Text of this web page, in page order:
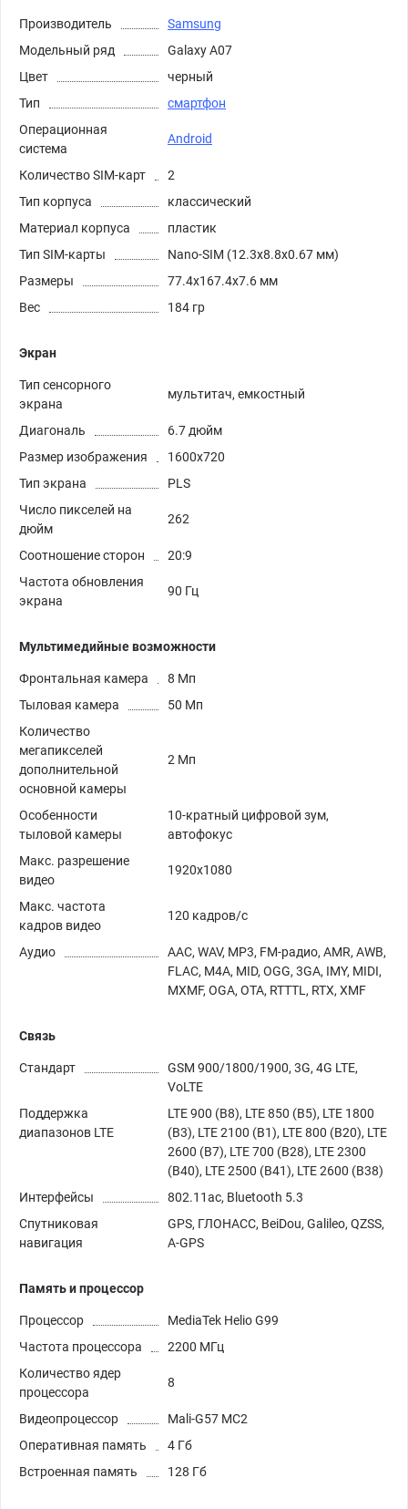
Производитель
Samsung
Модельный ряд
Galaxy A07
Цвет
черный
Тип
смартфон
Операционная
система
Android
Количество SIM-карт
2
Тип корпуса
классический
Материал корпуса
пластик
Тип SIM-карты
Nano-SIM (12.3x8.8x0.67 мм)
Размеры
77.4x167.4x7.6 мм
Вес
184 гр
Экран
Тип сенсорного
экрана
мультитач, емкостный
Диагональ
6.7 дюйм
Размер изображения
1600x720
Тип экрана
PLS
Число пикселей на
дюйм
262
Соотношение сторон
20:9
Частота обновления
экрана
90 Гц
Мультимедийные возможности
Фронтальная камера
8 Мп
Тыловая камера
50 Мп
Количество
мегапикселей
дополнительной
основной камеры
2 Мп
Особенности
тыловой камеры
10-кратный цифровой зум,
автофокус
Макс. разрешение
видео
1920x1080
Макс. частота
кадров видео
120 кадров/с
Аудио
AAC, WAV, MP3, FM-радио, AMR, AWB,
FLAC, M4A, MID, OGG, 3GA, IMY, MIDI,
MXMF, OGA, OTA, RTTTL, RTX, XMF
Связь
Стандарт
GSM 900/1800/1900, 3G, 4G LTE,
VoLTE
Поддержка
диапазонов LTE
LTE 900 (B8), LTE 850 (B5), LTE 1800
(B3), LTE 2100 (B1), LTE 800 (B20), LTE
2600 (B7), LTE 700 (B28), LTE 2300
(B40), LTE 2500 (B41), LTE 2600 (B38)
Интерфейсы
802.11ac, Bluetooth 5.3
Спутниковая
навигация
GPS, ГЛОНАСС, BeiDou, Galileo, QZSS,
A-GPS
Память и процессор
Процессор
MediaTek Helio G99
Частота процессора
2200 МГц
Количество ядер
процессора
8
Видеопроцессор
Mali-G57 MC2
Оперативная память
4 Гб
Встроенная память
128 Гб